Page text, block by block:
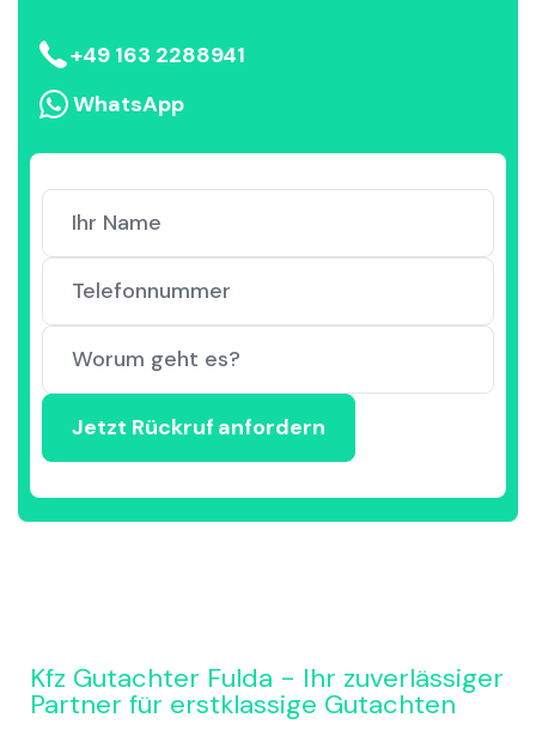
+49 163 2288941
WhatsApp
Kfz Gutachter Fulda - Ihr zuverlässiger
Partner für erstklassige Gutachten